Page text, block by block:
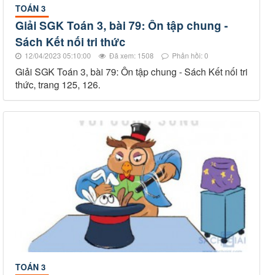
TOÁN 3
Giải SGK Toán 3, bài 79: Ôn tập chung -
Sách Kết nối tri thức
12/04/2023 05:10:00 Đã xem: 1508 Phản hồi: 0
Giải SGK Toán 3, bài 79: Ôn tập chung - Sách Kết nối tri
thức, trang 125, 126.
TOÁN 3